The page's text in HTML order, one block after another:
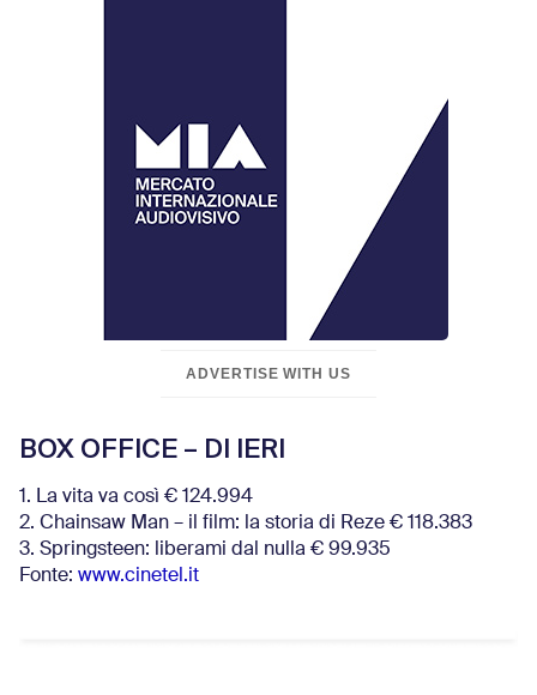
ADVERTISE WITH US
BOX OFFICE – DI IERI
1. La vita va così € 124.994
2. Chainsaw Man – il film: la storia di Reze € 118.383
3. Springsteen: liberami dal nulla € 99.935
Fonte: www.cinetel.it